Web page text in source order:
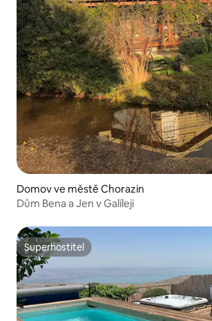
Domov ve městě Chorazin
Dům Bena a Jen v Galileji
Superhostitel
Superhostitel